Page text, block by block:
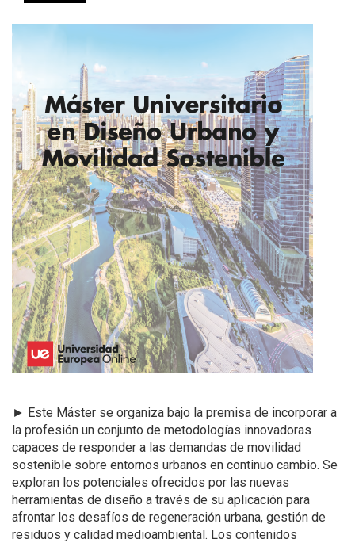
► Este Máster se organiza bajo la premisa de incorporar a
la profesión un conjunto de metodologías innovadoras
capaces de responder a las demandas de movilidad
sostenible sobre entornos urbanos en continuo cambio. Se
exploran los potenciales ofrecidos por las nuevas
herramientas de diseño a través de su aplicación para
afrontar los desafíos de regeneración urbana, gestión de
residuos y calidad medioambiental. Los contenidos